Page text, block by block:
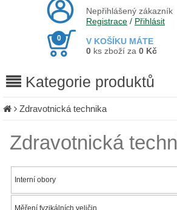
Nepřihlášený zákazník
Registrace / Přihlásit
V KOŠÍKU MÁTE
0
0 ks zboží za 0 Kč
Kategorie produktů
Zdravotnická technika
Zdravotnická
Interní obory